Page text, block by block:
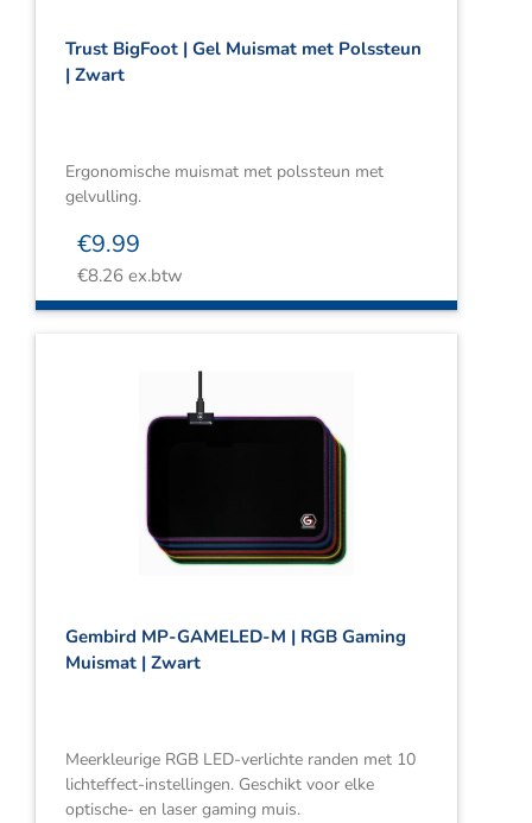
Trust BigFoot | Gel Muismat met Polssteun
| Zwart
Ergonomische muismat met polssteun met
gelvulling.
€9.99
€8.26ex.btw
Gembird MP-GAMELED-M | RGB Gaming
Muismat | Zwart
Meerkleurige RGB LED-verlichte randen met 10
lichteffect-instellingen. Geschikt voor elke
optische- en laser gaming muis.